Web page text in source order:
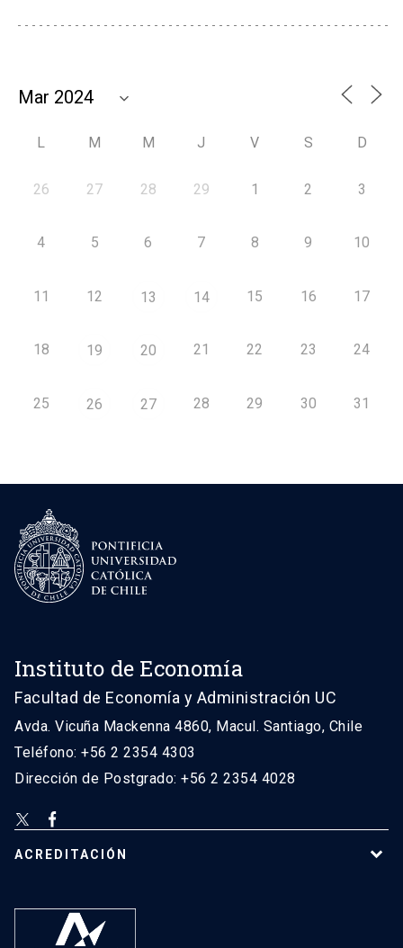
L M M J V S D
26 27 28 29 1 2 3
4 5 6 7 8 9 10
11 12 13 14 15 16 17
18 19 20 21 22 23 24
25 26 27 28 29 30 31
Instituto de Economía
Facultad de Economía y Administración UC
Avda. Vicuña Mackenna 4860, Macul. Santiago, Chile
Teléfono: +56 2 2354 4303
Dirección de Postgrado: +56 2 2354 4028
ACREDITACIÓN